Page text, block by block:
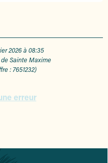
2026 à 08:35
Sainte Maxime
:7651232)
erreur